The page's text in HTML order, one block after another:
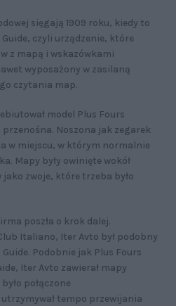
sięgają 1909 roku, kiedy to
czyli urządzenie, które
z mapą i wskazówkami
wyposażony w zasilaną
czytania map.
model Plus Fours
Noszona jak zegarek
w miejscu, w którym normalnie
Mapy były owinięte wokół
jako zwoje, które trzeba było
poszła o krok dalej.
Italiano, Iter Avto był podobny
Podobnie jak Plus Fours
Iter Avto zawierał mapy
połączone
tempo przewijania